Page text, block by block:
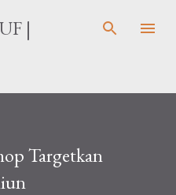
utama
|
Targetkan